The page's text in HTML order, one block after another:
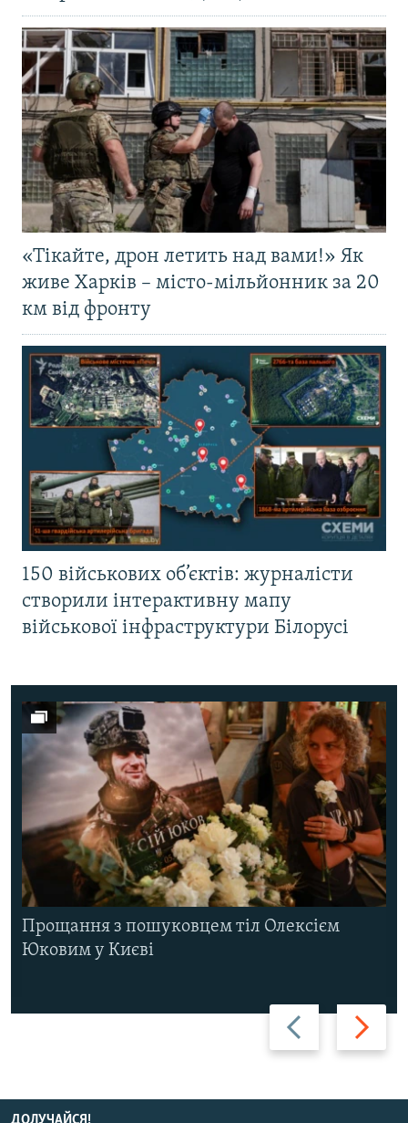
«Тікайте, дрон летить над вами!» Як
живе Харків – місто-мільйонник за 20
км від фронту
150 військових об’єктів: журналісти
створили інтерактивну мапу
військової інфраструктури Білорусі
Назад Вперед
Прощання з пошуковцем тіл Олексієм
Юковим у Києві